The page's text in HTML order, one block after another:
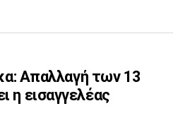
Απαλλαγή των 13
η εισαγγελέας